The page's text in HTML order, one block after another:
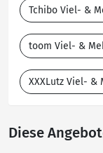
Tchibo Viel- &
toom Viel- &
XXXLutz Viel- &
Diese